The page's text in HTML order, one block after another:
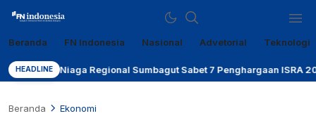
fn-indonesia.com
Sumber Referensi Terpercaya
Beranda FN Indonesia Nasional Advetorial Teknologi
HEADLINE
Niaga Regional Sumbagut Sabet 7 Penghargaan ISRA 2026,
Beranda Ekonomi